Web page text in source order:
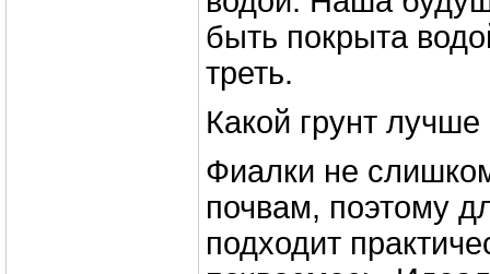
быть покрыта
треть.
Какой грунт лучше
Фиалки не
почвам, поэтому
подходит